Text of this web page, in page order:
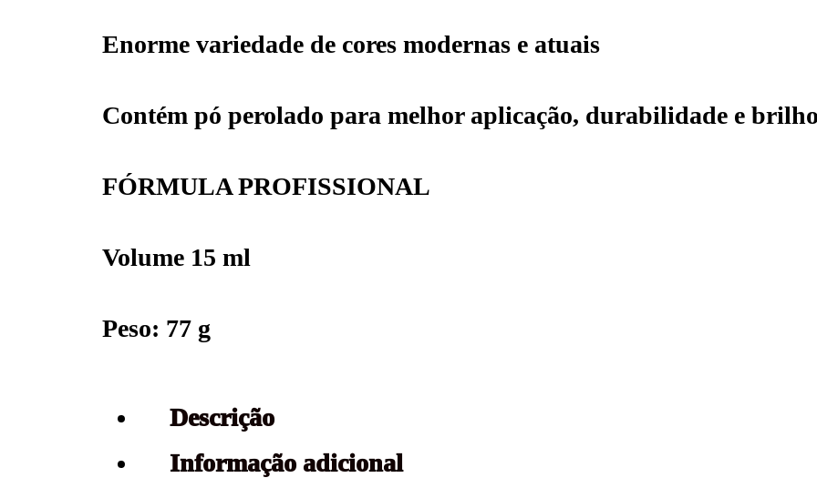
Enorme variedade de cores modernas e atuais
Contém pó perolado para melhor aplicação, durabilidade e
FÓRMULA PROFISSIONAL
Volume 15 ml
Peso: 77 g
Descrição
Informação adicional